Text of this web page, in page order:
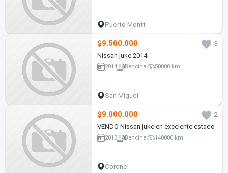
Puerto Montt
$9.500.000
3
Nissan juke 2014
2014 Bencina 50000 km
San Miguel
$9.000.000
2
VENDO Nissan juke en excelente estado
2013 Bencina 140000 km
Coronel